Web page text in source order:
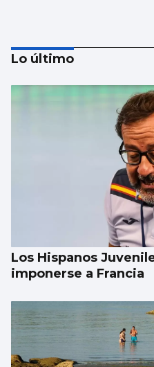
Récord de personas
provincia en julio
Lo último
Los Hispanos
imponerse a Francia